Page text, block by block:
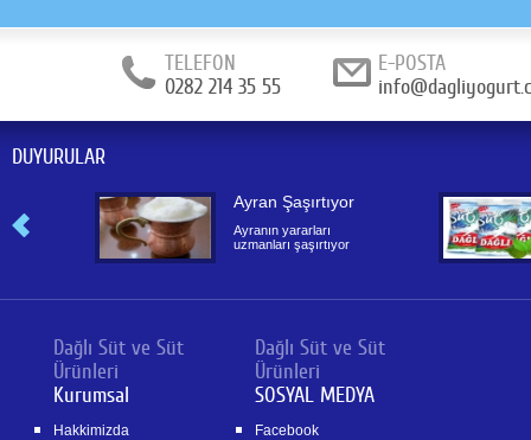
TELEFON
0282 214 35 55
E-POSTA
DUYURULAR
Ayran Şaşırtıyor
Ayranın yararları
uzmanları şaşırtıyor
Dağlı Süt ve Süt
Ürünleri
Kurumsal
Hakkimizda
Dağlı Süt ve Süt
Ürünleri
SOSYAL MEDYA
Facebook